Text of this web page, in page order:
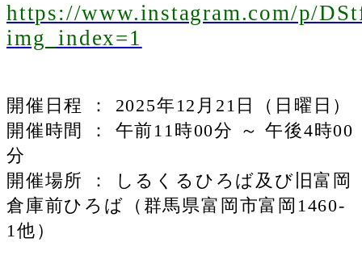
https://www.instagram.com/p/
img_index=1
開催日程 ： 2025年12月21日（日曜日）
開催時間 ： 午前11時00分 ～ 午後4時00
分
開催場所 ： しるくるひろば及び旧富岡
倉庫前ひろば（群馬県富岡市富岡1460-
1他）